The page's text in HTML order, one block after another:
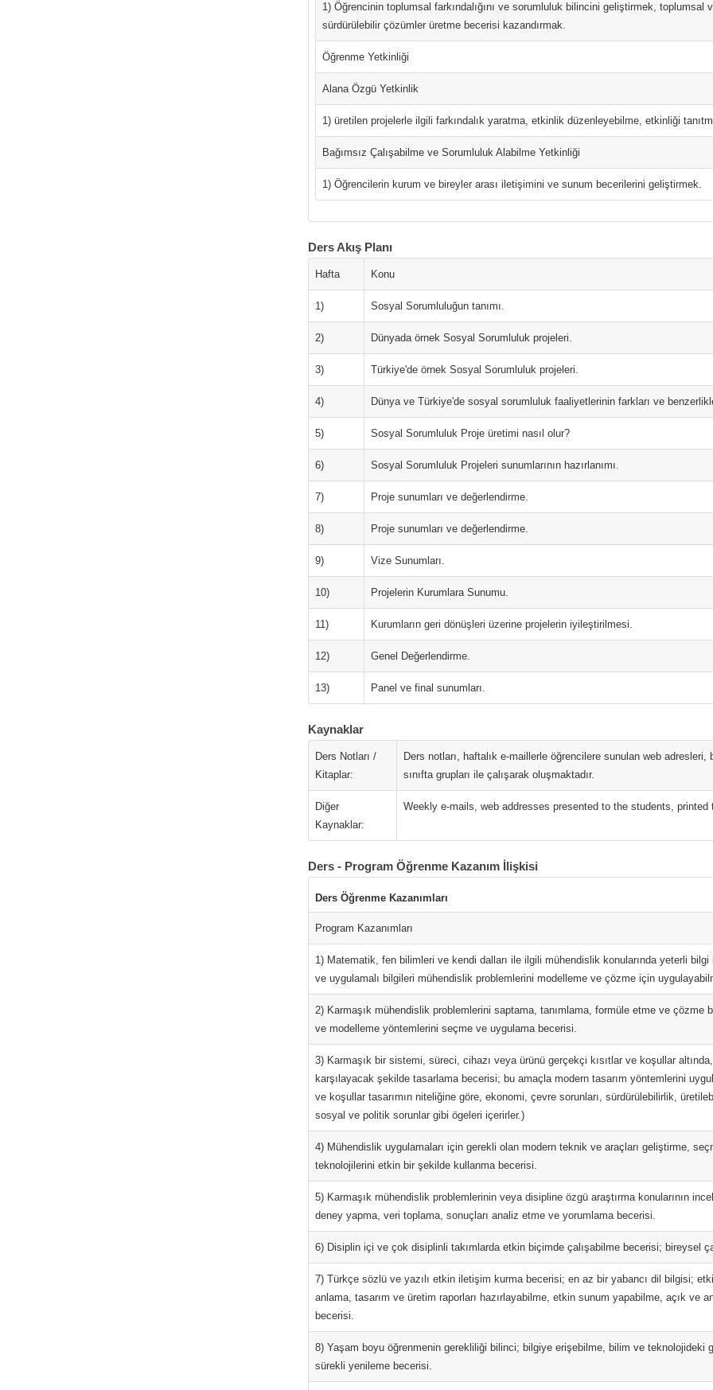
1) Öğrencinin toplumsal farkındalığını ve sorumluluk bilincini geliştirmek, toplumsal
sürdürülebilir çözümler üretme becerisi kazandırmak.
Öğrenme Yetkinliği
Alana Özgü Yetkinlik
1) üretilen projelerle ilgili farkındalık yaratma, etkinlik düzenleyebilme, etkinliği
Bağımsız Çalışabilme ve Sorumluluk Alabilme Yetkinliği
1) Öğrencilerin kurum ve bireyler arası iletişimini ve sunum becerilerini geliştirmek.
Ders Akış Planı
Hafta Konu
1) Sosyal Sorumluluğun tanımı.
2) Dünyada örnek Sosyal Sorumluluk projeleri.
3) Türkiye'de örnek Sosyal Sorumluluk projeleri.
4) Dünya ve Türkiye'de sosyal sorumluluk faaliyetlerinin farkları ve
5) Sosyal Sorumluluk Proje üretimi nasıl olur?
6) Sosyal Sorumluluk Projeleri sunumlarının hazırlanımı.
7) Proje sunumları ve değerlendirme.
8) Proje sunumları ve değerlendirme.
9) Vize Sunumları.
10) Projelerin Kurumlara Sunumu.
11) Kurumların geri dönüşleri üzerine projelerin iyileştirilmesi.
12) Genel Değerlendirme.
13) Panel ve final sunumları.
Kaynaklar
Ders Notları /
Kitaplar:
Ders notları, haftalık e-maillerle öğrencilere sunulan web
sınıfta grupları ile çalışarak oluşmaktadır.
Diğer
Kaynaklar:
Weekly e-mails, web addresses presented to the students,
Ders - Program Öğrenme Kazanım İlişkisi
Ders Öğrenme Kazanımları
Program Kazanımları
1) Matematik, fen bilimleri ve kendi dalları ile ilgili mühendislik konularında yeterli
ve uygulamalı bilgileri mühendislik problemlerini modelleme ve çözme için
2) Karmaşık mühendislik problemlerini saptama, tanımlama, formüle etme ve çözme
ve modelleme yöntemlerini seçme ve uygulama becerisi.
3) Karmaşık bir sistemi, süreci, cihazı veya ürünü gerçekçi kısıtlar ve koşullar
karşılayacak şekilde tasarlama becerisi; bu amaçla modern tasarım yöntemlerini
ve koşullar tasarımın niteliğine göre, ekonomi, çevre sorunları, sürdürülebilirlik,
sosyal ve politik sorunlar gibi ögeleri içerirler.)
4) Mühendislik uygulamaları için gerekli olan modern teknik ve araçları geliştirme,
teknolojilerini etkin bir şekilde kullanma becerisi.
5) Karmaşık mühendislik problemlerinin veya disipline özgü araştırma konularının
deney yapma, veri toplama, sonuçları analiz etme ve yorumlama becerisi.
6) Disiplin içi ve çok disiplinli takımlarda etkin biçimde çalışabilme becerisi; bireysel
7) Türkçe sözlü ve yazılı etkin iletişim kurma becerisi; en az bir yabancı dil bilgisi;
anlama, tasarım ve üretim raporları hazırlayabilme, etkin sunum yapabilme, açık ve
becerisi.
8) Yaşam boyu öğrenmenin gerekliliği bilinci; bilgiye erişebilme, bilim ve teknolojideki
sürekli yenileme becerisi.